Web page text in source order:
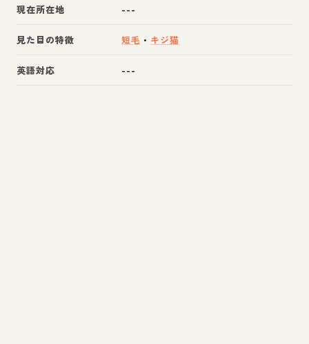
現在所在地 ---
見た目の特徴 短毛 ・ キジ猫
英語対応 ---